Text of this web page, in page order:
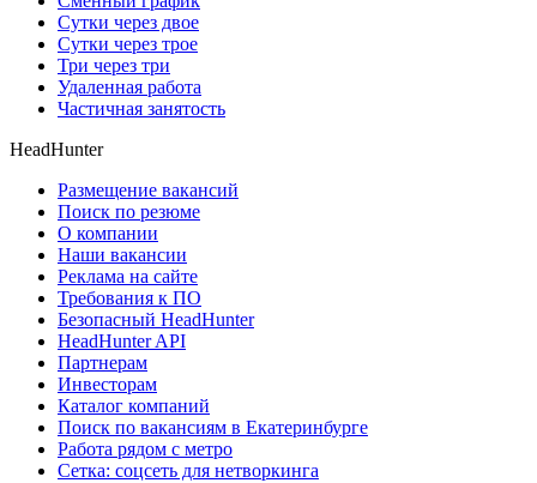
Сутки через двое
Сутки через трое
Три через три
Удаленная работа
Частичная занятость
HeadHunter
Размещение вакансий
Поиск по резюме
О компании
Наши вакансии
Реклама на сайте
Требования к ПО
Безопасный HeadHunter
HeadHunter API
Партнерам
Инвесторам
Каталог компаний
Поиск по вакансиям в Екатеринбурге
Работа рядом с метро
Сетка: соцсеть для нетворкинга